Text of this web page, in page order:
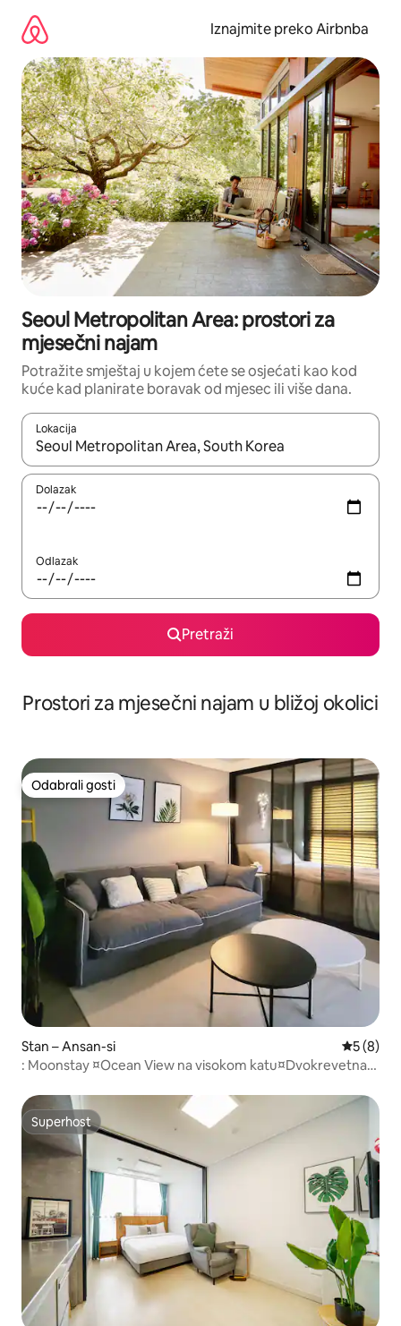
sadržaj
Iznajmite preko Airbnba
Seoul Metropolitan Area: prostori za
mjesečni najam
Potražite smještaj u kojem ćete se osjećati kao kod
kuće kad planirate boravak od mjesec ili više dana.
Lokacija
Kada budu dostupni rezultati, moći ćete ih pregledati
Dolazak
Odlazak
Pretraži
Prostori za mjesečni najam u bližoj okolici
Odabrali gosti
Odabrali gosti
Stan – Ansan-si
5 (8)
: Moonstay ¤Ocean View na visokom katu¤Dvokrevetna
okolini¤Otok Bandal¤Oido¤Dae Budo /Popust na više
noćenja
Superhost
Superhost